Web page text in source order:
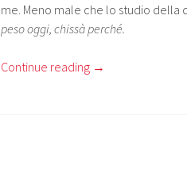
me. Meno male che lo studio della
peso oggi, chissà perché.
Continue reading →